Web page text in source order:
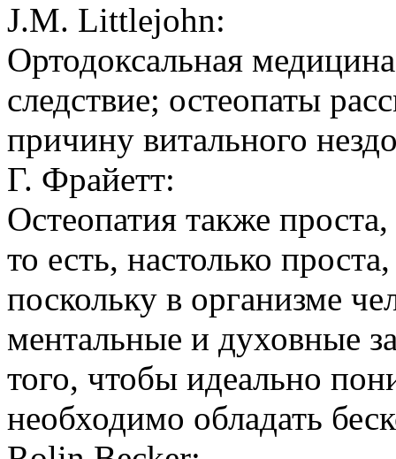
J.M. Littlejohn:
Ортодоксальная
следствие; остеопаты
причину витального
Г. Фрайетт:
Остеопатия также
то есть, настолько
поскольку в организме
ментальные и духовные
того, чтобы идеально
необходимо обладать